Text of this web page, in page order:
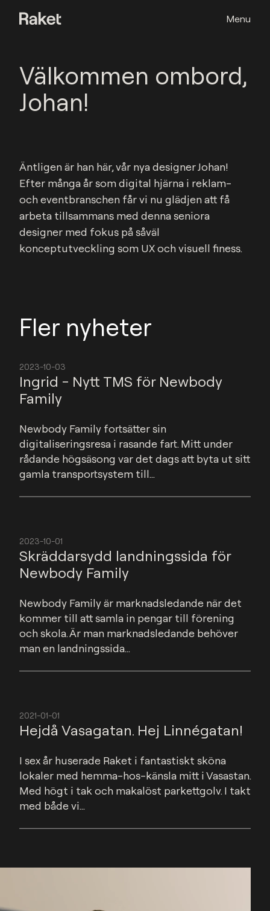
Menu
Välkommen ombord,
Johan!
Äntligen är han här, vår nya designer Johan!
Efter många år som digital hjärna i reklam-
och eventbranschen får vi nu glädjen att få
arbeta tillsammans med denna seniora
designer med fokus på såväl
konceptutveckling som UX och visuell finess.
Fler nyheter
2023-10-03
Ingrid - Nytt TMS för Newbody
Family
Newbody Family fortsätter sin
digitaliseringsresa i rasande fart. Mitt under
rådande högsäsong var det dags att byta ut sitt
gamla transportsystem till...
2023-10-01
Skräddarsydd landningssida för
Newbody Family
Newbody Family är marknadsledande när det
kommer till att samla in pengar till förening
och skola. Är man marknadsledande behöver
man en landningssida...
2021-01-01
Hejdå Vasagatan. Hej Linnégatan!
I sex år huserade Raket i fantastiskt sköna
lokaler med hemma-hos-känsla mitt i Vasastan.
Med högt i tak och makalöst parkettgolv. I takt
med både vi...